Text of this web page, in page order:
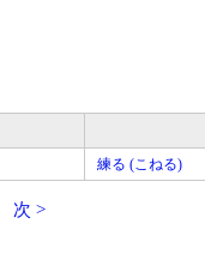
練る (こねる)
次 >